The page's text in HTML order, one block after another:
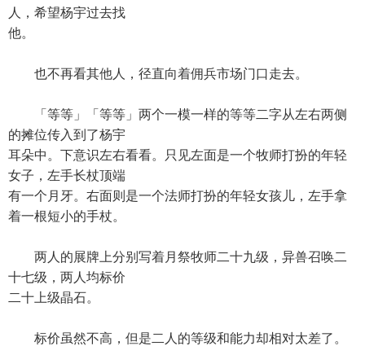
人，希望杨宇过去找
他。
也不再看其他人，径直向着佣兵市场门口走去。
「等等」「等等」两个一模一样的等等二字从左右两侧
的摊位传入到了杨宇
耳朵中。下意识左右看看。只见左面是一个牧师打扮的年轻
女子，左手长杖顶端
有一个月牙。右面则是一个法师打扮的年轻女孩儿，左手拿
着一根短小的手杖。
两人的展牌上分别写着月祭牧师二十九级，异兽召唤二
十七级，两人均标价
二十上级晶石。
标价虽然不高，但是二人的等级和能力却相对太差了。